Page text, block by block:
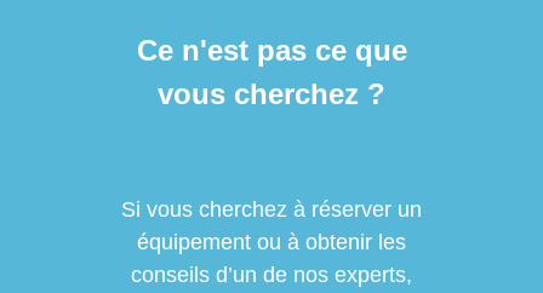
Ce n'est pas ce que
vous cherchez ?
Si vous cherchez à réserver un
équipement ou à obtenir les
conseils d’un de nos experts,